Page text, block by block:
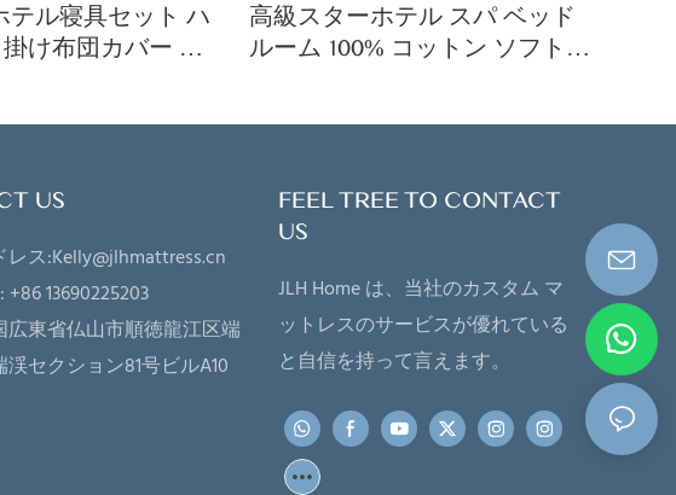
テル寝具セット ハ
け布団カバー 枕
高級スターホテル スパ ベッド
ルーム 100% コットン ソフト
US
レス:Kelly@jlhmattress.cn
13690225203
広東省仏山市順徳龍江区端
セクション81号ビルA10
FEEL TREE TO CONTACT
US
JLH Home は、当社のカスタム マ
ットレスのサービスが優れている
と自信を持って言えます。